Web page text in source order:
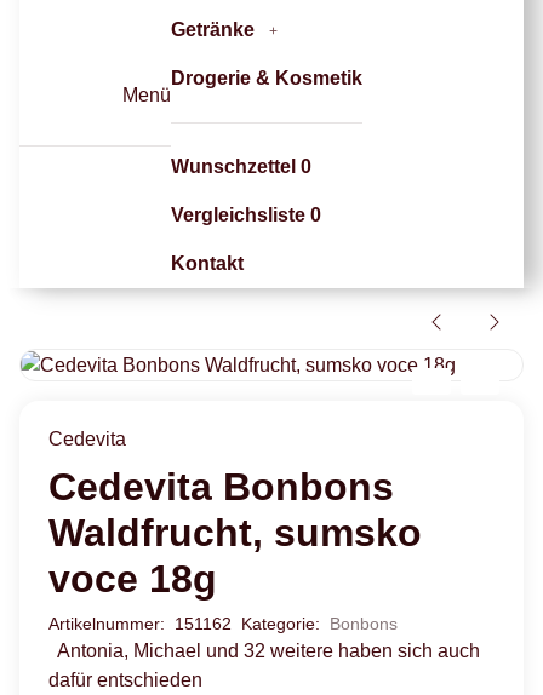
Menü
Getränke
Drogerie & Kosmetik
Wunschzettel 0
Vergleichsliste 0
Kontakt
Cedevita
Cedevita Bonbons
Waldfrucht, sumsko
voce 18g
Artikelnummer: 151162 Kategorie: Bonbons
Antonia, Michael und 32 weitere haben sich auch
dafür entschieden